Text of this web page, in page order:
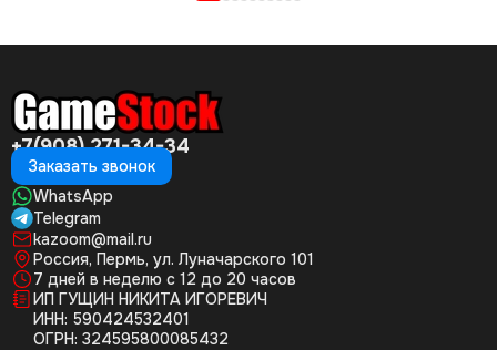
+7(908) 271-34-34
Заказать звонок
WhatsApp
Telegram
kazoom@mail.ru
Россия, Пермь, ул. Луначарского 101
7 дней в неделю с 12 до 20 часов
ИП ГУЩИН НИКИТА ИГОРЕВИЧ
ИНН: 590424532401
ОГРН: 324595800085432